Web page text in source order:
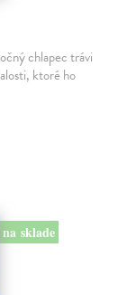
chlapec trávi
ktoré ho
na sklade